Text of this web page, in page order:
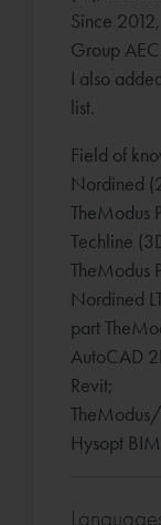
Since
Group
I also
list.
Field of
Nordined
TheModus
Techline
TheModus
Nordined
part
AutoCAD
Revit;
Hysopt